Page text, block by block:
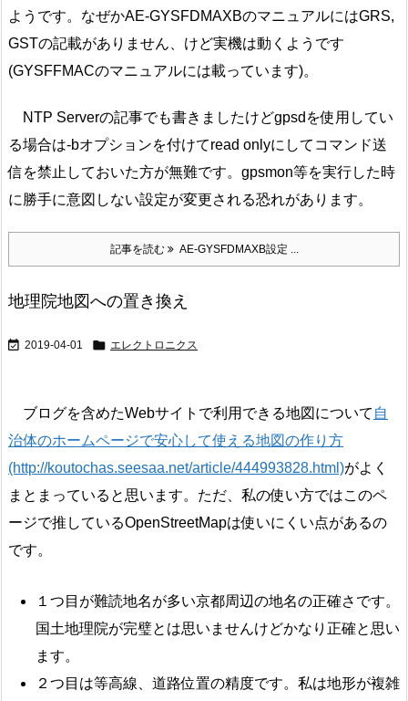
ようです。なぜかAE-GYSFDMAXBのマニュアルにはGRS,
GSTの記載がありません、けど実機は動くようです
(GYSFFMACのマニュアルには載っています)。
NTP Serverの記事でも書きましたけどgpsdを使用してい
る場合は-bオプションを付けてread onlyにしてコマンド送
信を禁止しておいた方が無難です。gpsmon等を実行した時
に勝手に意図しない設定が変更される恐れがあります。
記事を読む AE-GYSFDMAXB設定 ...
地理院地図への置き換え
 2019-04-01  エレクトロニクス
ブログを含めたWebサイトで利用できる地図について 自
治体のホームページで安心して使える地図の作り方
(http://koutochas.seesaa.net/article/444993828.html)がよく
まとまっていると思います。ただ、私の使い方ではこのペ
ージで推しているOpenStreetMapは使いにくい点があるの
です。
１つ目が難読地名が多い京都周辺の地名の正確さです。
国土地理院が完璧とは思いませんけどかなり正確と思い
ます。
２つ目は等高線、道路位置の精度です。私は地形が複雑